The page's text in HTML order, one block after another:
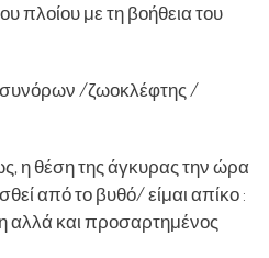
πλοίου με τη βοήθεια του
/ζωοκλέφτης /
η θέση της άγκυρας την ώρα
από το βυθό/ είμαι απίκο :
αλλά και προσαρτημένος